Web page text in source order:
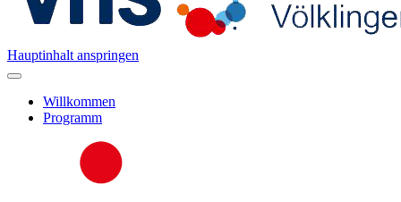
Hauptinhalt anspringen
Willkommen
Programm